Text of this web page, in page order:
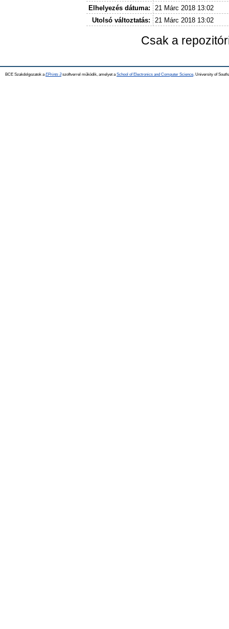
Elhelyezés dátuma:
21 Márc 2018 13:02
Utolsó változtatás:
21 Márc 2018 13:02
Csak a
BCE Szakdolgozatok a EPrints 3szoftverrel működik, amelyet a School of Electronics and Computer Science, University of